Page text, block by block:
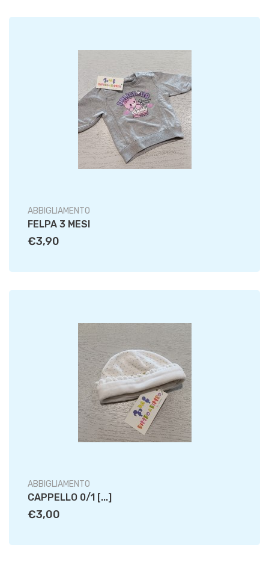
ABBIGLIAMENTO
FELPA 3 MESI
€3,90
ABBIGLIAMENTO
CAPPELLO 0/1 [...]
€3,00